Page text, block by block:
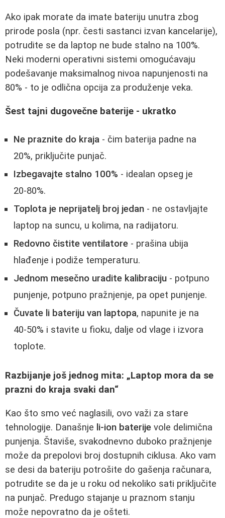
Ako ipak morate da imate bateriju unutra zbog
prirode posla (npr. česti sastanci izvan kancelarije),
potrudite se da laptop ne bude stalno na 100%.
Neki moderni operativni sistemi omogućavaju
podešavanje maksimalnog nivoa napunjenosti na
80% - to je odlična opcija za produženje veka.
Šest tajni dugovečne baterije - ukratko
Ne praznite do kraja - čim baterija padne na
20%, priključite punjač.
Izbegavajte stalno 100% - idealan opseg je
20‑80%.
Toplota je neprijatelj broj jedan - ne ostavljajte
laptop na suncu, u kolima, na radijatoru.
Redovno čistite ventilatore - prašina ubija
hlađenje i podiže temperaturu.
Jednom mesečno uradite kalibraciju - potpuno
punjenje, potpuno pražnjenje, pa opet punjenje.
Čuvate li bateriju van laptopa, napunite je na
40‑50% i stavite u fioku, dalje od vlage i izvora
toplote.
Razbijanje još jednog mita: „Laptop mora da se
prazni do kraja svaki dan“
Kao što smo već naglasili, ovo važi za stare
tehnologije. Današnje li‑ion baterije vole delimična
punjenja. Štaviše, svakodnevno duboko pražnjenje
može da prepolovi broj dostupnih ciklusa. Ako vam
se desi da bateriju potrošite do gašenja računara,
potrudite se da je u roku od nekoliko sati priključite
na punjač. Predugo stajanje u praznom stanju
može nepovratno da je ošteti.